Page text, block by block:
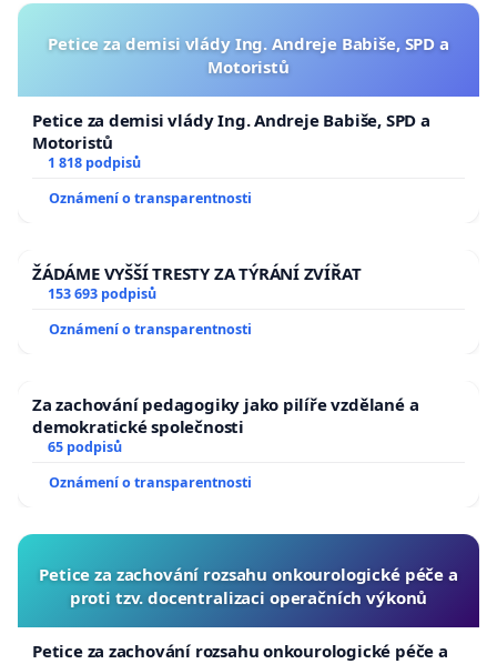
Petice za demisi vlády Ing. Andreje Babiše, SPD a
Motoristů
Petice za demisi vlády Ing. Andreje Babiše, SPD a
Motoristů
1 818 podpisů
Oznámení o transparentnosti
ŽÁDÁME VYŠŠÍ TRESTY ZA TÝRÁNÍ ZVÍŘAT
153 693 podpisů
Oznámení o transparentnosti
Za zachování pedagogiky jako pilíře vzdělané a
demokratické společnosti
65 podpisů
Oznámení o transparentnosti
Petice za zachování rozsahu onkourologické péče a
proti tzv. docentralizaci operačních výkonů
Petice za zachování rozsahu onkourologické péče a